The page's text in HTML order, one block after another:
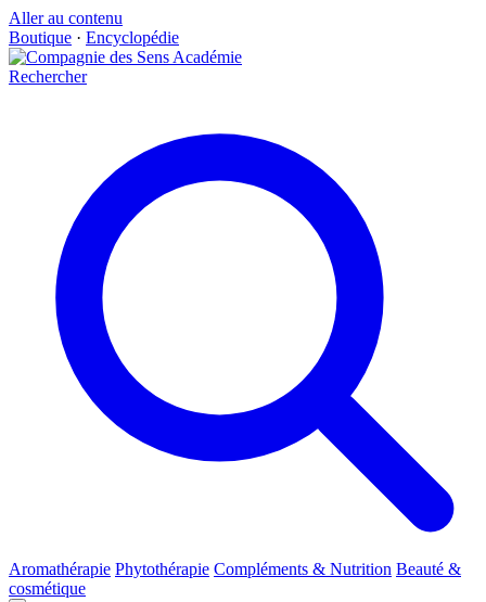
Aller au contenu
Boutique · Encyclopédie
Rechercher
Aromathérapie Phytothérapie Compléments & Nutrition Beauté &
cosmétique